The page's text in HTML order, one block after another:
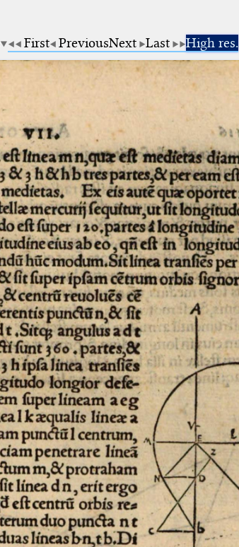
First PreviousNext Last
High res.